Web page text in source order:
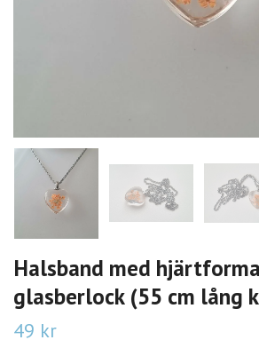
Halsband med
glasberlock (55 cm lång
49 kr